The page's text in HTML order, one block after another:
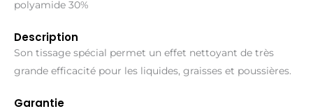
polyamide 30%
Description
Son tissage spécial permet un effet nettoyant de très
grande efficacité pour les liquides, graisses et poussières.
Garantie